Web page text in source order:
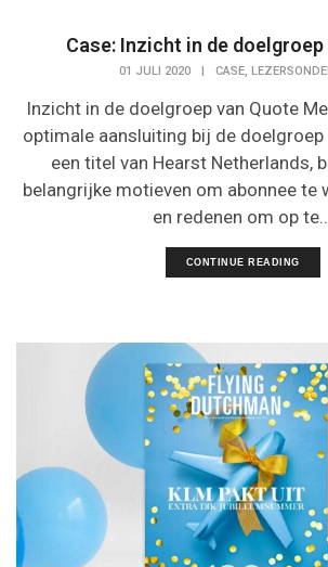
Case: Inzicht in de
01 JULI 2020 | CASE
Inzicht in de doelgroep van Quote
optimale aansluiting bij de doelgroep
een titel van Hearst Netherlands,
belangrijke motieven om abonnee te
en redenen om op
CONTINUE READING